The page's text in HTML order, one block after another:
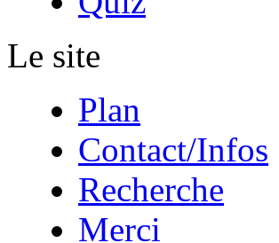
Le site
Plan
Contact/Infos
Recherche
Merci